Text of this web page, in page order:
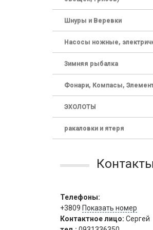
Шнуры и Веревки
Насосы ножные,
Зимняя рыбалка
Фонари, Компасы,
ЭХОЛОТЫ
ракаловки и ятеря
Контакты
Телефоны:
+3809 Показать номер
Контактное лицо: Сергей